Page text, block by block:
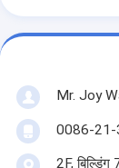
Mr. Joy
0086-
2F,